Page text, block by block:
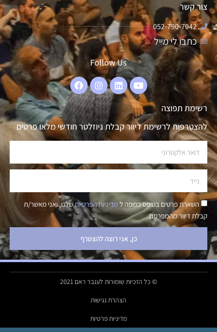
צור קשר
052-790-7042
כתבו לי מייל
Follow Us
רשימת תפוצה
להצטרפות לרשימת דיוור קבלת ניוזלטר חודשי מלאו פרטים
השארת פרטים בטופס כפופה למדיניות הפרטיותשלנו, ואני מאשר/ת
קבלת דיוור מהמפרסם.
כן, אני רוצה להצטרף
© כל הזכיות שומורות לענבר ראם 2021
הצהרת נגישות
מדיניות פרטיות